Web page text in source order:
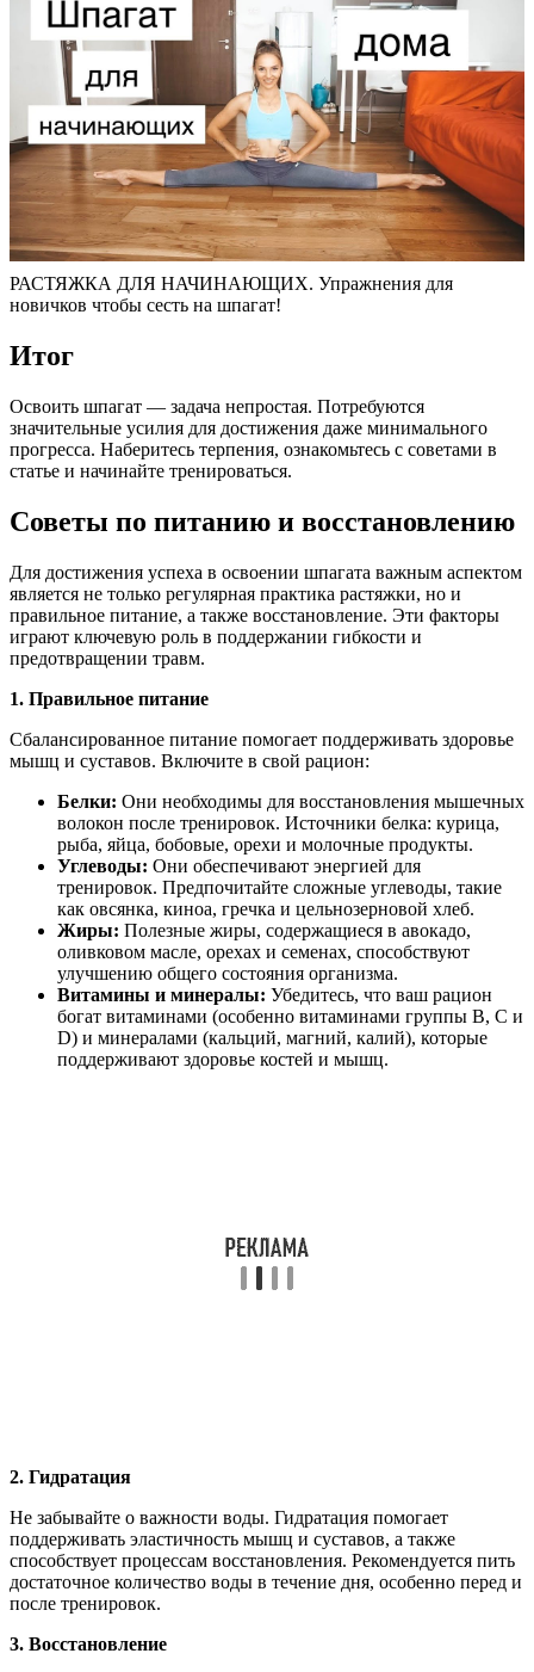
РАСТЯЖКА ДЛЯ НАЧИНАЮЩИХ. Упражнения для
новичков чтобы сесть на шпагат!
Итог
Освоить шпагат — задача непростая. Потребуются
значительные усилия для достижения даже минимального
прогресса. Наберитесь терпения, ознакомьтесь с советами в
статье и начинайте тренироваться.
Советы по питанию и восстановлению
Для достижения успеха в освоении шпагата важным аспектом
является не только регулярная практика растяжки, но и
правильное питание, а также восстановление. Эти факторы
играют ключевую роль в поддержании гибкости и
предотвращении травм.
1. Правильное питание
Сбалансированное питание помогает поддерживать здоровье
мышц и суставов. Включите в свой рацион:
Белки: Они необходимы для восстановления мышечных
волокон после тренировок. Источники белка: курица,
рыба, яйца, бобовые, орехи и молочные продукты.
Углеводы: Они обеспечивают энергией для
тренировок. Предпочитайте сложные углеводы, такие
как овсянка, киноа, гречка и цельнозерновой хлеб.
Жиры: Полезные жиры, содержащиеся в авокадо,
оливковом масле, орехах и семенах, способствуют
улучшению общего состояния организма.
Витамины и минералы: Убедитесь, что ваш рацион
богат витаминами (особенно витаминами группы B, C и
D) и минералами (кальций, магний, калий), которые
поддерживают здоровье костей и мышц.
2. Гидратация
Не забывайте о важности воды. Гидратация помогает
поддерживать эластичность мышц и суставов, а также
способствует процессам восстановления. Рекомендуется пить
достаточное количество воды в течение дня, особенно перед и
после тренировок.
3. Восстановление